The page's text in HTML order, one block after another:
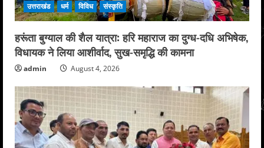
उत्तराखंड धर्म विविध संस्कृति
हरूंता बुग्याल की शैल यात्रा: हरि महाराज का दुग्ध-दधि अभिषेक,
विधायक ने लिया आशीर्वाद, सुख-समृद्धि की कामना
admin August 4, 2026